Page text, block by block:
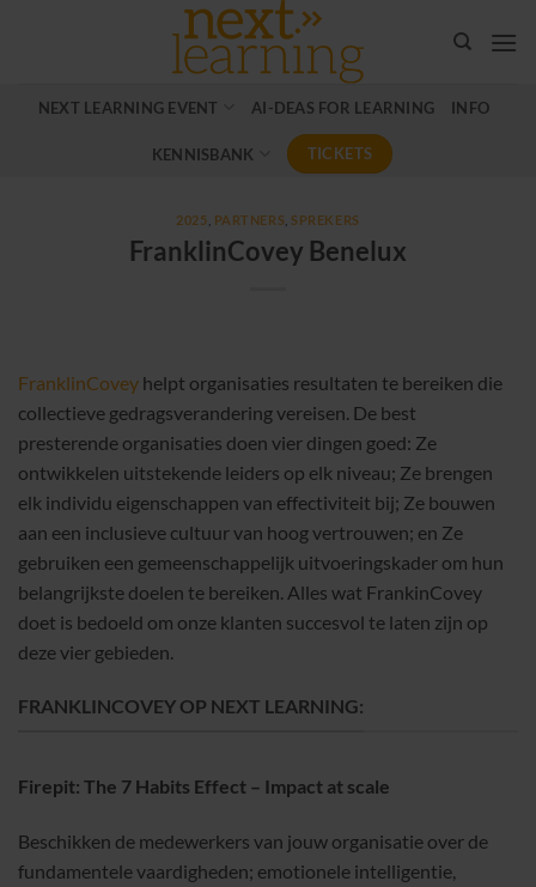
NEXT LEARNING EVENT AI-DEAS FOR LEARNING INFO
KENNISBANK TICKETS
2025 PARTNERS SPREKERS
FranklinCovey Benelux
FranklinCovey helpt organisaties resultaten te bereiken die
collectieve gedragsverandering vereisen. De best
presterende organisaties doen vier dingen goed: Ze
ontwikkelen uitstekende leiders op elk niveau; Ze brengen
elk individu eigenschappen van effectiviteit bij; Ze bouwen
aan een inclusieve cultuur van hoog vertrouwen; en Ze
gebruiken een gemeenschappelijk uitvoeringskader om hun
belangrijkste doelen te bereiken. Alles wat FrankinCovey
doet is bedoeld om onze klanten succesvol te laten zijn op
deze vier gebieden.
FRANKLINCOVEY OP NEXT LEARNING:
Firepit: The 7 Habits Effect – Impact at scale
Beschikken de medewerkers van jouw organisatie over de
fundamentele vaardigheden; emotionele intelligentie,